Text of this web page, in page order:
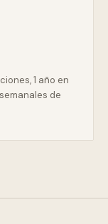
1 año en
de